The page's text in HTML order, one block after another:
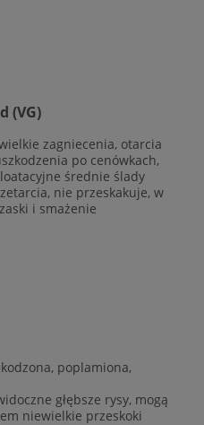
(VG)
zagniecenia, otarcia
po cenówkach,
średnie ślady
nie przeskakuje, w
i smażenie
poplamiona,
głębsze rysy, mogą
niewielkie przeskoki